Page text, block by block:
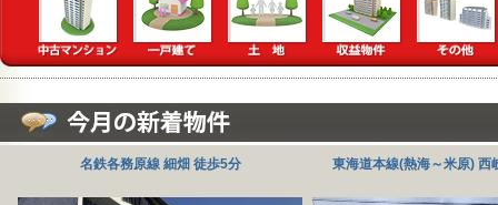
名鉄各務原線 細畑 徒歩5分 東海道本線(熱海～米原) 西